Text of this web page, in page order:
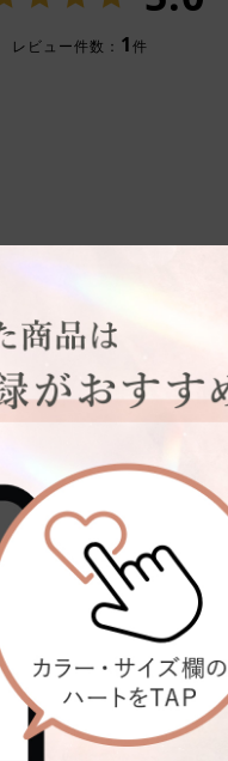
レビュー件数： 1件
く説明できなくてすみませ